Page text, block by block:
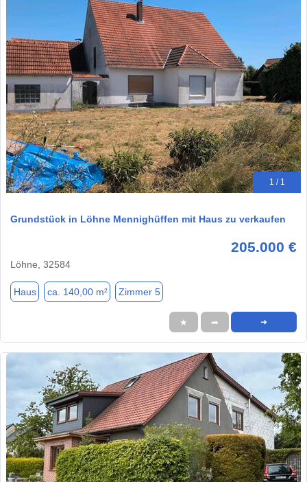
1 / 1
Grundstück in Löhne Mennighüffen mit Haus zu verkaufen
205.000 €
Löhne, 32584
Haus ca. 140,00 m² Zimmer 5
★ ➦ ➜